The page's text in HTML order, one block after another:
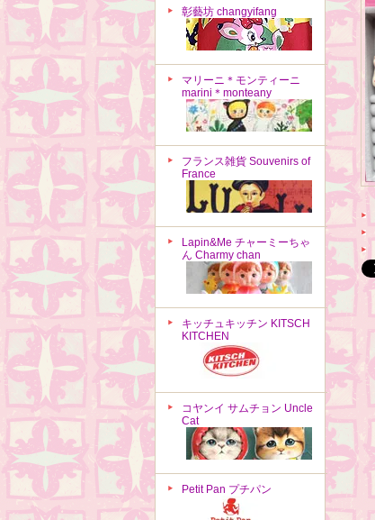
彰藝坊 changyifang
マリーニ＊モンティーニ
marini＊monteany
フランス雑貨 Souvenirs of
France
Lapin&Me チャーミーちゃ
ん Charmy chan
キッチュキッチン KITSCH
KITCHEN
コヤンイ サムチョン Uncle
Cat
Petit Pan プチパン